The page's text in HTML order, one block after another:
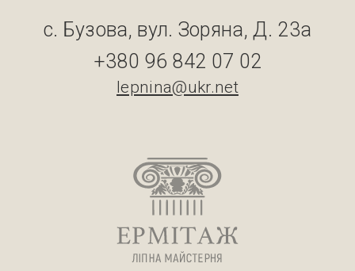
с. Бузова, вул. Зоряна, Д. 23а
+380 96 842 07 02
lepnina@ukr.net